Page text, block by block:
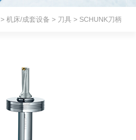
>机床/成套设备 > 刀具 > SCHUNK刀柄